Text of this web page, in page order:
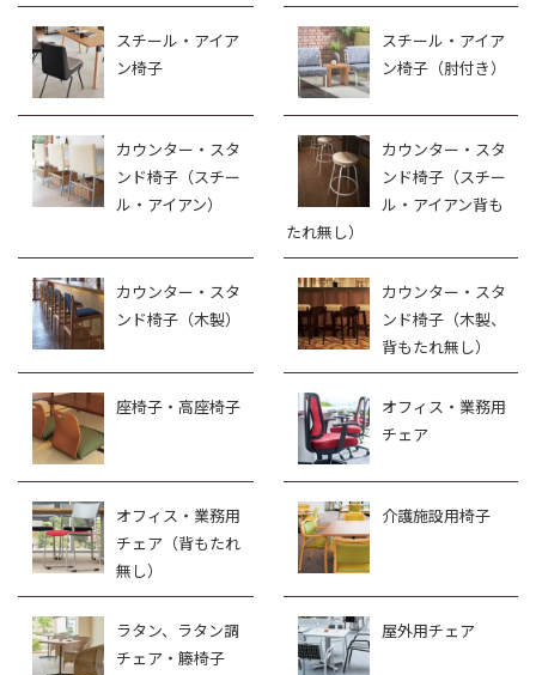
スチール・アイア
ン椅子
スチール・アイア
ン椅子（肘付き）
カウンター・スタ
ンド椅子（スチー
ル・アイアン）
カウンター・スタ
ンド椅子（スチー
ル・アイアン背も
たれ無し）
カウンター・スタ
ンド椅子（木製）
カウンター・スタ
ンド椅子（木製、
背もたれ無し）
座椅子・高座椅子
オフィス・業務用
チェア
オフィス・業務用
チェア（背もたれ
無し）
介護施設用椅子
ラタン、ラタン調
チェア・籐椅子
屋外用チェア